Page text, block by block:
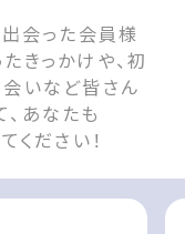
会った会員様
きっかけや、初
いなど皆さん
あなたも
ださい！